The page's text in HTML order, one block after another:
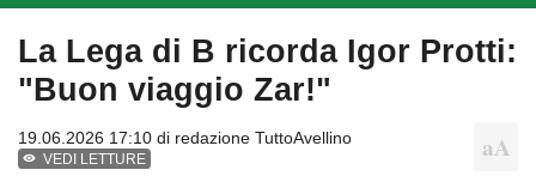
La Lega di B ricorda Igor Protti:
"Buon viaggio Zar!"
19.06.2026 17:10 di redazione TuttoAvellino
VEDI LETTURE